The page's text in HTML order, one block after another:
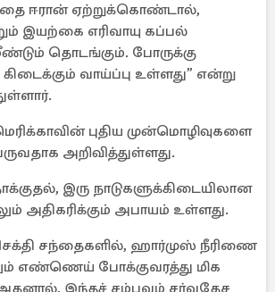
ஈரான் ஏற்றுக்கொண்டால்,
இயற்கை எரிவாயு கப்பல்
தொடங்கும். போருக்கு
கிடைக்கும் வாய்ப்பு உள்ளது” என்று
புதிய முன்மொழிவுகளை
அறிவித்துள்ளது.
இரு நாடுகளுக்கிடையிலான
அதிகரிக்கும் அபாயம் உள்ளது.
சந்தைகளில், ஹார்முஸ் நீரிணை
எண்ணெய் போக்குவரத்து மிக
அதனால், இந்தச் சம்பவம் சர்வதேச